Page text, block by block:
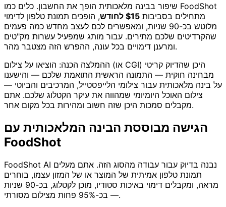
שיפור בבינה מלאכותית הופך את החשבון. כלים כמו FoodShot
מתחילים בסביבות $15 לחודש
, הופכים תמונת טלפון לדימוי
מלוטש בכ-90 שניות, ומאפשרים לכם לעצב מחדש כמה פעמים
שהקרדיטים שלכם מתירים. עבור מותג שמפעיל עשרות מק"טים
ומרענן דימויים בכל עונה, ההפרש הזה מצטבר מהר.
ההמלצה הכנה: הוציאו על צילום (או CGI) היכן שהדיוק קריטי
מבחינה חוקית — התמונה הראשית התואמת שלכם — והישענו
על בינה מלאכותית עבור צילומי הלייפסטייל, המרכיבים והביוטי —
צילום האוכל היומיומי שמהווה את עיקר הקטלוג שלכם. אתם
מקבלים סמכות היכן שזה חשוב ומהירות בכל מקום אחר.
הגישה מבוססת הבינה המלאכותית עם
FoodShot
FoodShot AI נבנה בדיוק עבור עבודה מהסוג הזה. אתם מעלים
תמונת טלפון אמיתית של המוצר או של המזון עצמו, בוחרים
מראה, ומקבלים דימוי באיכות סטודיו, מוכן לקטלוג, בכ-90 שניות
— בכ-95% פחות מצילום מסורתי.